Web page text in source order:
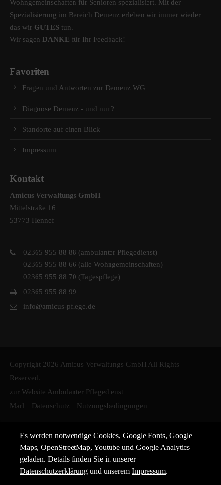
Wohngemeinschaften für Senioren spezialisiert. Mit der
Spezialisierung im Bereich Demenz erleben wir immer wieder
das wir GUTES tun.
Wir sagen DANKE für Ihr Feedback!
Favoriten
Fragen und Antworten zur Demenz WG
Diagnose Demenz - und nun?
Standorte auf einen Blick
Impressum
Kontakt
Amicus Verwaltungs GmbH
Mittelstraße 16
53773 Hennef
02365 955 88 88 (ambulanter Pflegedienst)
02365 955 88 66 (alle Wohngemeinschaften)
02365 955 88 70 (Tagespflege)
02365 955 88 99
info@amicus-pflege.de
Copyright 2026 Amicus Verwaltungs GmbH All Rights
Reserved.
zur Website Ambulanter Pflegedienst
Marl
Datenschutz Nutzungsbedingungen
Es werden notwendige Cookies, Google Fonts, Google
Maps, OpenStreetMap, Youtube und Google Analytics
geladen. Details finden Sie in unserer
Datenschutzerklärung und unseremImpressum.